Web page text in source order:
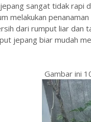
sangat tidak rapi
melakukan
dari rumput liar dan
jepang biar mudah
Gambar ini